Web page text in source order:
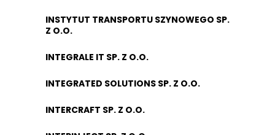
INSTYTUT TRANSPORTU SZYNOWEGO SP.
Z O.O.
INTEGRALE IT SP. Z O.O.
INTEGRATED SOLUTIONS SP. Z O.O.
INTERCRAFT SP. Z O.O.